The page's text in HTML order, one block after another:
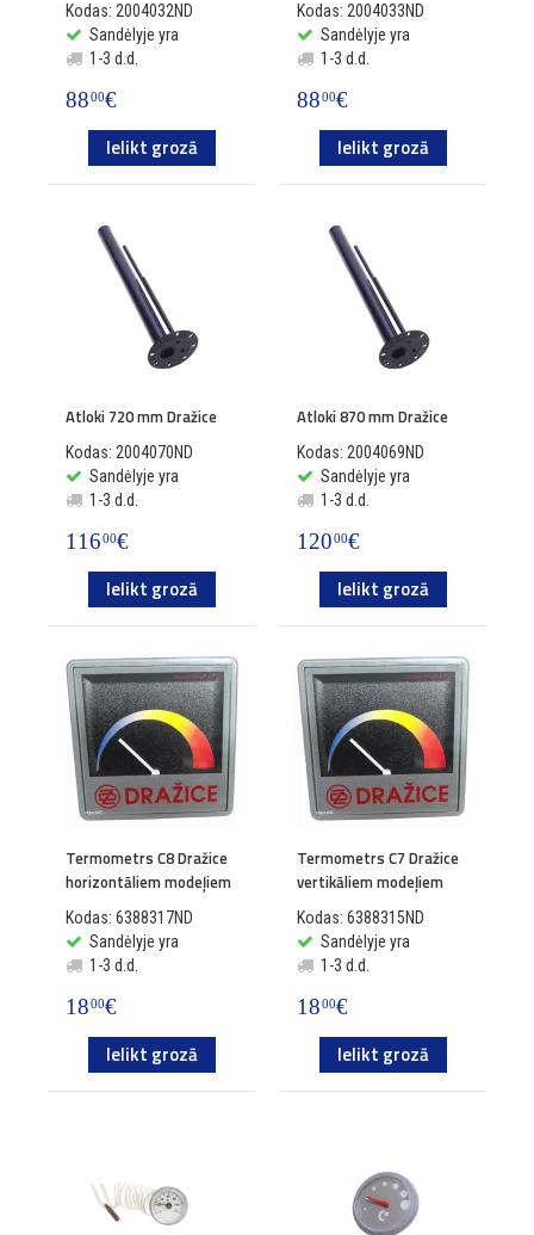
Kodas: 2004032ND
Sandėlyje yra
1-3 d.d.
8800€
Ielikt grozā
Kodas: 2004033ND
Sandėlyje yra
1-3 d.d.
8800€
Ielikt grozā
Atloki 720 mm Dražice
Kodas: 2004070ND
Sandėlyje yra
1-3 d.d.
11600€
Ielikt grozā
Atloki 870 mm Dražice
Kodas: 2004069ND
Sandėlyje yra
1-3 d.d.
12000€
Ielikt grozā
Termometrs C8 Dražice
horizontāliem modeļiem
Kodas: 6388317ND
Sandėlyje yra
1-3 d.d.
1800€
Ielikt grozā
Termometrs C7 Dražice
vertikāliem modeļiem
Kodas: 6388315ND
Sandėlyje yra
1-3 d.d.
1800€
Ielikt grozā